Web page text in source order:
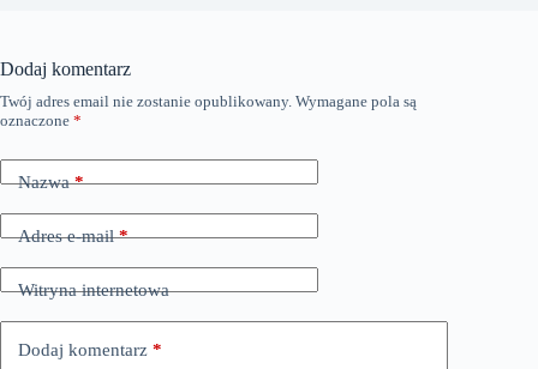
Dodaj komentarz
Twój adres email nie zostanie opublikowany. Wymagane pola są
oznaczone *
Nazwa*
Adres e-mail*
Witryna internetowa
Dodaj komentarz *